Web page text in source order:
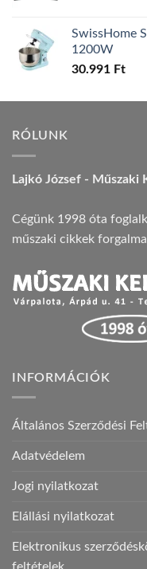
SwissHome
1200W
30.991 Ft
RÓLUNK
Lajkó József - Műszaki
Cégünk 1998 óta
műszaki cikkek
INFORMÁCIÓK
Általános Szerződési
Adatvédelem
Jogi nyilatkozat
Elállási nyilatkozat
Elektronikus